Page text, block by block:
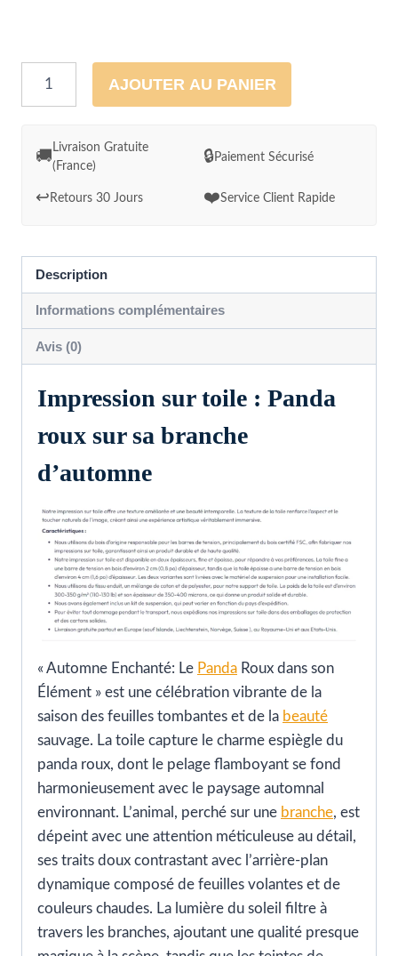
quantité
roux
AJOUTER AU PANIER
🚚
Livraison Gratuite
(France)
🔒Paiement Sécurisé
↩️ Retours 30 Jours ❤️Service Client Rapide
Description
Informations complémentaires
Avis (0)
Impression sur toile : Panda
roux sur sa branche
d’automne
« Automne Enchanté: Le Panda Roux dans son
Élément » est une célébration vibrante de la
saison des feuilles tombantes et de la beauté
sauvage. La toile capture le charme espiègle du
panda roux, dont le pelage flamboyant se fond
harmonieusement avec le paysage automnal
environnant. L’animal, perché sur une branche, est
dépeint avec une attention méticuleuse au détail,
ses traits doux contrastant avec l’arrière-plan
dynamique composé de feuilles volantes et de
couleurs chaudes. La lumière du soleil filtre à
travers les branches, ajoutant une qualité presque